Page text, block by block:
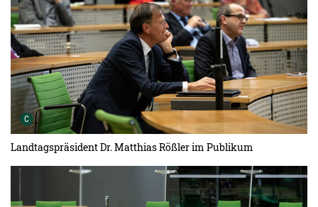
C Urheber der Grafik:
Landtagspräsident Dr. Matthias Rößler im Publikum